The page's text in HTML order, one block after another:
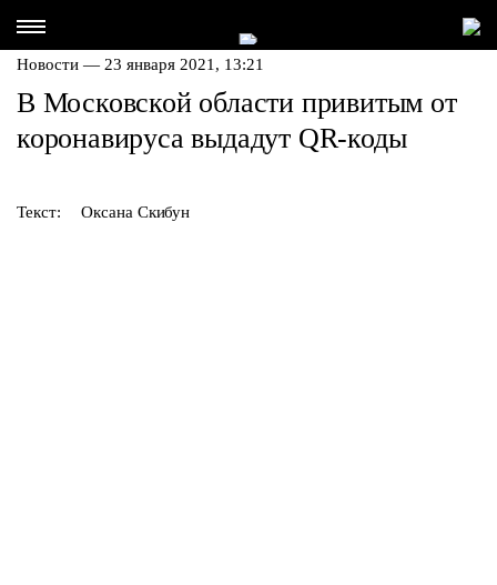
Новости — 23 января 2021, 13:21
В Московской области привитым от
коронавируса выдадут QR-коды
Текст: Оксана Скибун